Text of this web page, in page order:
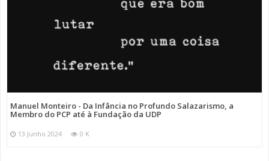
Manuel Monteiro - Da Infância no Profundo Salazarismo, a
Membro do PCP até à Fundação da UDP
13 Junho 2024 0 K